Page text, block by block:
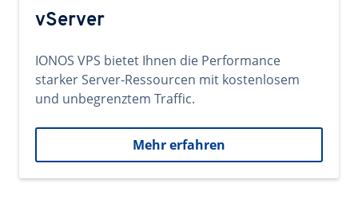
vServer
IONOS VPS bietet Ihnen die Performance
starker Server-Ressourcen mit kostenlosem
und unbegrenztem Traffic.
Mehr erfahren